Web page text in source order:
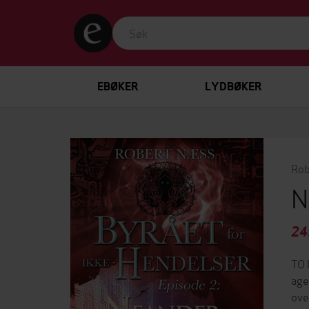
EBØKER LYDBØKER